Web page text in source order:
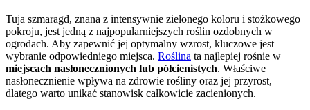
Tuja szmaragd, znana z intensywnie zielonego koloru i stożkowego
pokroju, jest jedną z najpopularniejszych roślin ozdobnych w
ogrodach. Aby zapewnić jej optymalny wzrost, kluczowe jest
wybranie odpowiedniego miejsca. Roślina ta najlepiej rośnie w
miejscach nasłonecznionych lub półcienistych. Właściwe
nasłonecznienie wpływa na zdrowie rośliny oraz jej przyrost,
dlatego warto unikać stanowisk całkowicie zacienionych.